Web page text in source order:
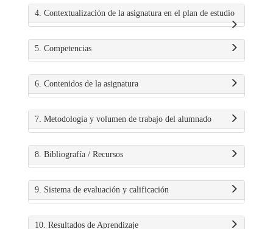
4. Contextualización de la asignatura en el plan de estudio
5. Competencias
6. Contenidos de la asignatura
7. Metodología y volumen de trabajo del alumnado
8. Bibliografía / Recursos
9. Sistema de evaluación y calificación
10. Resultados de Aprendizaje